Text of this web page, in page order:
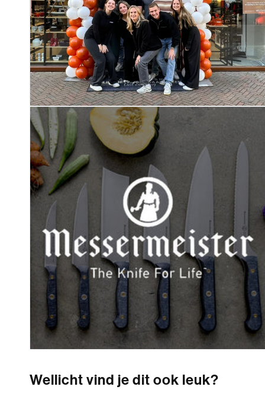
Wellicht vind je dit ook leuk?